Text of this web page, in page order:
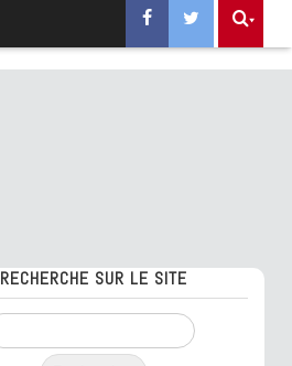
RECHERCHE SUR LE SITE